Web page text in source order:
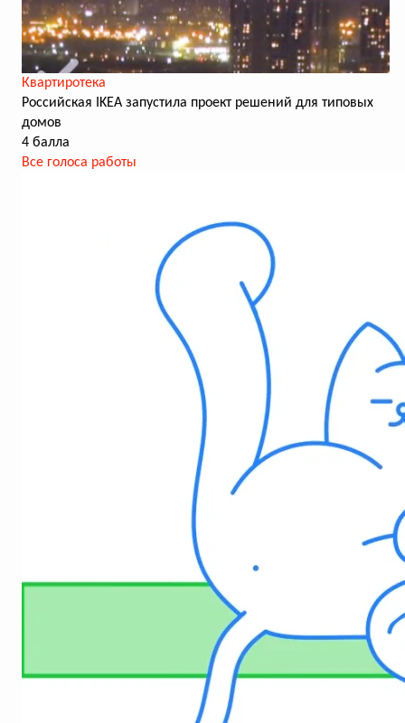
Квартиротека
Российская IKEA запустила проект решений для типовых
домов
4 балла
Все голоса работы